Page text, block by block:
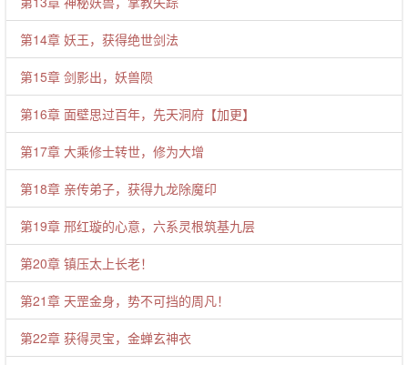
第14章 妖王，获得绝世剑法
第15章 剑影出，妖兽陨
第16章 面壁思过百年，先天洞府【加更】
第17章 大乘修士转世，修为大增
第18章 亲传弟子，获得九龙除魔印
第19章 邢红璇的心意，六系灵根筑基九层
第20章 镇压太上长老！
第21章 天罡金身，势不可挡的周凡！
第22章 获得灵宝，金蝉玄神衣